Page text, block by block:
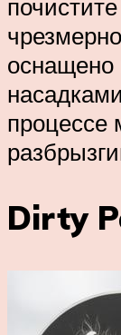
оснащено
процессе
Dirty